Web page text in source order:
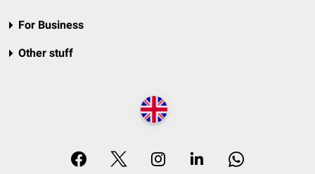
For Business
Other stuff